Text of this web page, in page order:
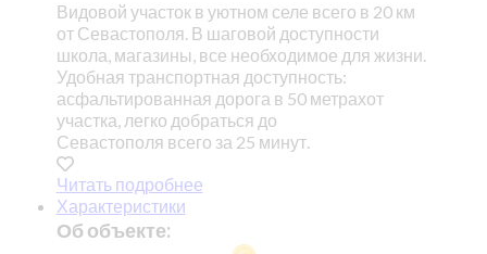
Видовой участок в уютном селе всего в 20 км
от Севастополя. В шаговой доступности
школа, магазины, все необходимое для жизни.
Удобная транспортная доступность:
асфальтированная дорога в 50 метрахот
участка, легко добраться до
Севастополя всего за 25 минут.
Читать подробнее
Характеристики
Об объекте: